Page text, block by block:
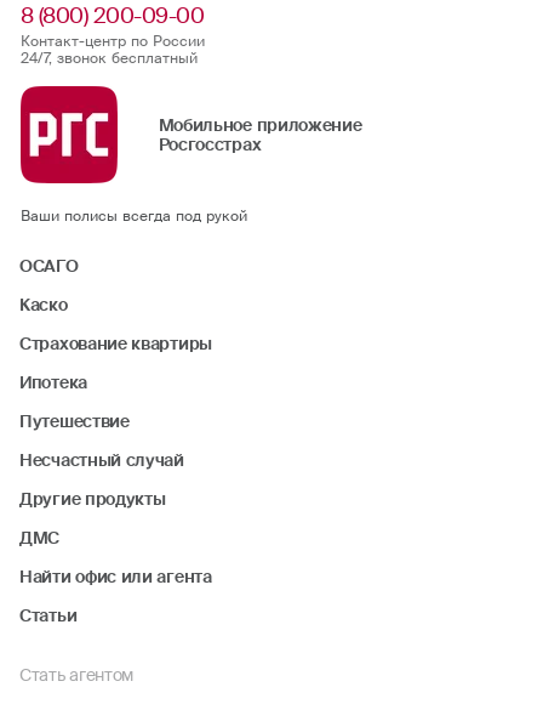
8 (800) 200-09-00
Контакт-центр по России
24/7, звонок бесплатный
Мобильное приложение
Росгосстрах
Ваши полисы всегда под рукой
ОСАГО
Каско
Страхование квартиры
Ипотека
Путешествие
Несчастный случай
Другие продукты
ДМС
Найти офис или агента
Статьи
Стать агентом